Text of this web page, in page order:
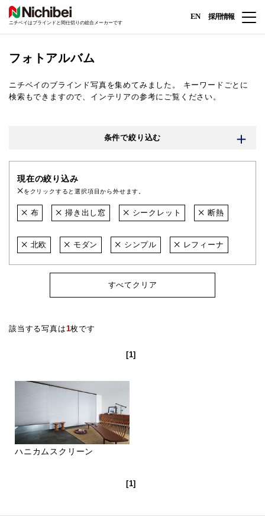
ニチベイはブラインドと間仕切りの総合メーカーです
EN 採用情報
フォトアルバム
ニチベイのブラインド写真を集めてみました。
キーワードごとに
検索もできますので、インテリアの参考にご覧ください。
条件で絞り込む
現在の絞り込み
をクリックすると選択項目から外せます。
布 掃き出し窓 シークレット 断熱
北欧 モダン シンプル レフィーナ
すべてクリア
該当する写真は1枚です
[1]
ハニカムスクリーン
[1]